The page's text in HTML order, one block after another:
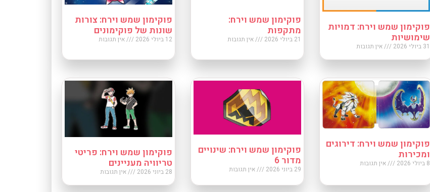
פוקימון שמש וירח: דמויות
שימושיות
31 ביולי 2026 אין תגובות
פוקימון שמש וירח:
מתקפות
21 ביולי 2026 אין תגובות
פוקימון שמש וירח: צורות
שונות של פוקימונים
12 ביולי 2026 אין תגובות
פוקימון שמש וירח: דירוגים
ומכירות
8 ביולי 2026 אין תגובות
פוקימון שמש וירח: שינויים
מדור 6
29 ביוני 2026 אין תגובות
פוקימון שמש וירח: פריטי
טריוויה מעניינים
28 ביוני 2026 אין תגובות